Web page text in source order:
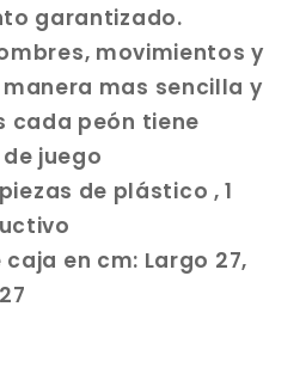
garantizado.
movimientos y
mas sencilla y
cada peón tiene
juego
de plástico , 1
en cm: Largo 27,